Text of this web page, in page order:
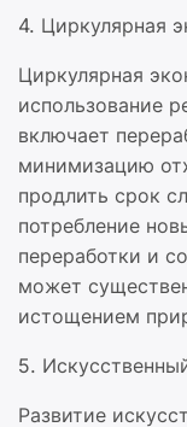
4. Циркулярная
Циркулярная
использование
включает
минимизацию
продлить срок
потребление
переработки и
может
истощением
5.
Развитие